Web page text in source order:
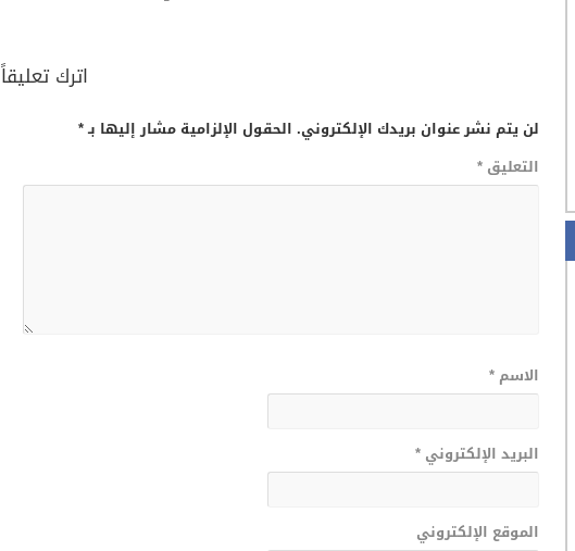
اترك تعليقاً
لن يتم نشر عنوان بريدك الإلكتروني. الحقول الإلزامية مشار إليها بـ*
التعليق*
الاسم*
البريد الإلكتروني*
الموقع الإلكتروني